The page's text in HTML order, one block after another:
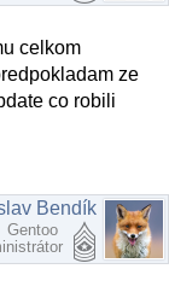
celkom
ze
co robili
Bendík
Gentoo